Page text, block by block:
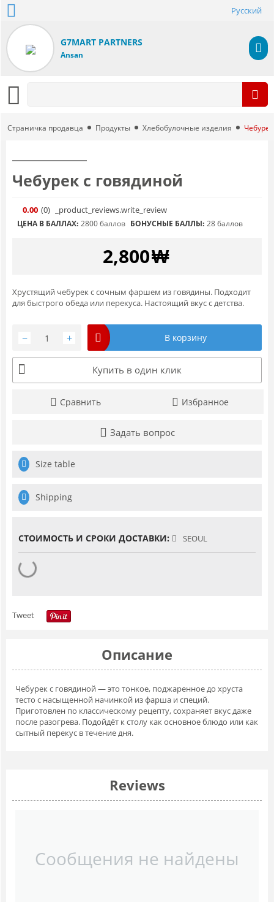
Русский
G7MART PARTNERS
Ansan
Страничка продавца Продукты Хлебобулочные изделия
Чебурек с говядиной
0.00 (0) _product_reviews.write_review
ЦЕНА В БАЛЛАХ: 2800 баллов БОНУСНЫЕ БАЛЛЫ: 28 баллов
2,800₩
Хрустящий чебурек с сочным фаршем из говядины. Подходит
для быстрого обеда или перекуса. Настоящий вкус с детства.
+
− В корзину
Купить в один клик
Сравнить Избранное
Задать вопрос
Size table
Shipping
СТОИМОСТЬ И СРОКИ ДОСТАВКИ: SEOUL
Tweet
Описание
Чебурек с говядиной — это тонкое, поджаренное до хруста
тесто с насыщенной начинкой из фарша и специй.
Приготовлен по классическому рецепту, сохраняет вкус даже
после разогрева. Подойдёт к столу как основное блюдо или как
сытный перекус в течение дня.
Reviews
Сообщения не найдены